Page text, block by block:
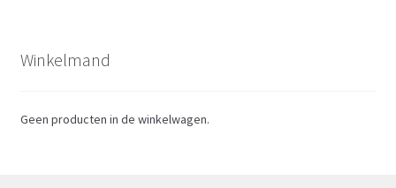
Winkelmand
Geen producten in de winkelwagen.